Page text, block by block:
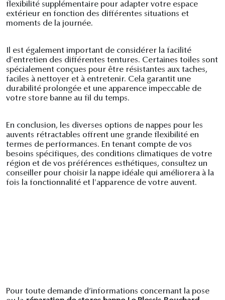
flexibilité supplémentaire pour adapter votre espace
extérieur en fonction des différentes situations et
moments de la journée.
Il est également important de considérer la facilité
d'entretien des différentes tentures. Certaines toiles sont
spécialement conçues pour être résistantes aux taches,
faciles à nettoyer et à entretenir. Cela garantit une
durabilité prolongée et une apparence impeccable de
votre store banne au fil du temps.
En conclusion, les diverses options de nappes pour les
auvents rétractables offrent une grande flexibilité en
termes de performances. En tenant compte de vos
besoins spécifiques, des conditions climatiques de votre
région et de vos préférences esthétiques, consultez un
conseiller pour choisir la nappe idéale qui améliorera à la
fois la fonctionnalité et l'apparence de votre auvent.
Pour toute demande d’informations concernant la pose